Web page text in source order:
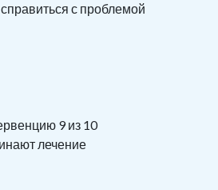
с проблемой
9 из 10
лечение